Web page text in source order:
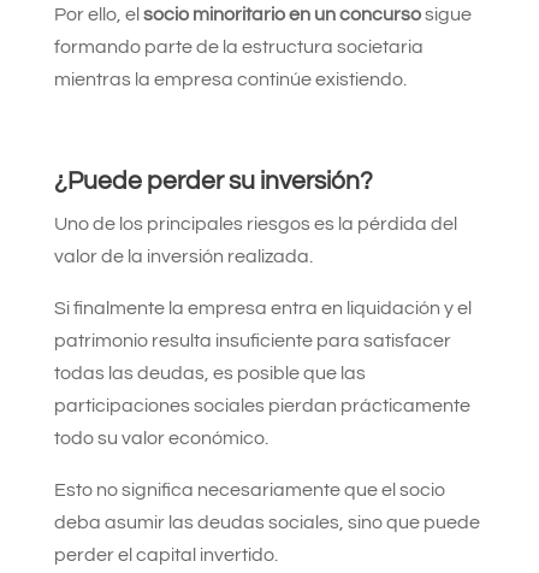
Por ello, el socio minoritario en un concursosigue
formando parte de la estructura societaria
mientras la empresa continúe existiendo.
¿Puede perder su inversión?
Uno de los principales riesgos es la pérdida del
valor de la inversión realizada.
Si finalmente la empresa entra en liquidación y el
patrimonio resulta insuficiente para satisfacer
todas las deudas, es posible que las
participaciones sociales pierdan prácticamente
todo su valor económico.
Esto no significa necesariamente que el socio
deba asumir las deudas sociales, sino que puede
perder el capital invertido.